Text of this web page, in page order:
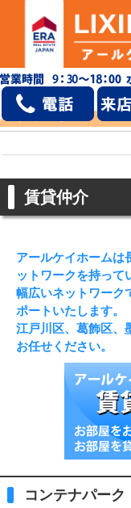
賃貸仲介
アールケイホームは
ットワークを持って
幅広いネットワーク
ポートいたします。
江戸川区、葛飾区、
お任せください。
コンテナパー